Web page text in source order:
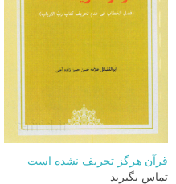
قرآن هرگز تحریف نشده است
تماس بگیرید